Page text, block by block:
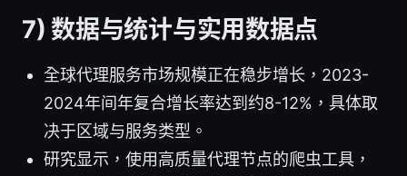
7) 数据与统计与实用数据点
全球代理服务市场规模正在稳步增长，2023-
2024年间年复合增长率达到约8-12%，具体取
决于区域与服务类型。
研究显示，使用高质量代理节点的爬虫工具，